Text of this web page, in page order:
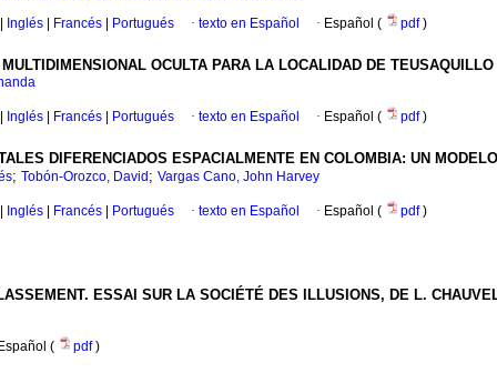
Inglés Francés Portugués · texto en Español · Español ( pdf)
MULTIDIMENSIONAL OCULTA PARA LA LOCALIDAD DE
Inglés Francés Portugués · texto en Español · Español ( pdf)
DIFERENCIADOS ESPACIALMENTE EN COLOMBIA: UN
; Tobón-Orozco, David ; Vargas Cano, John Harvey
Inglés Francés Portugués · texto en Español · Español ( pdf)
ESSAI SUR LA SOCIÉTÉ DES ILLUSIONS, DE L.
Español ( pdf)